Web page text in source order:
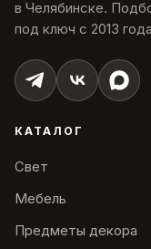
в Челябинске.
под ключ с 2013
КАТАЛОГ
Свет
Мебель
Предметы декора